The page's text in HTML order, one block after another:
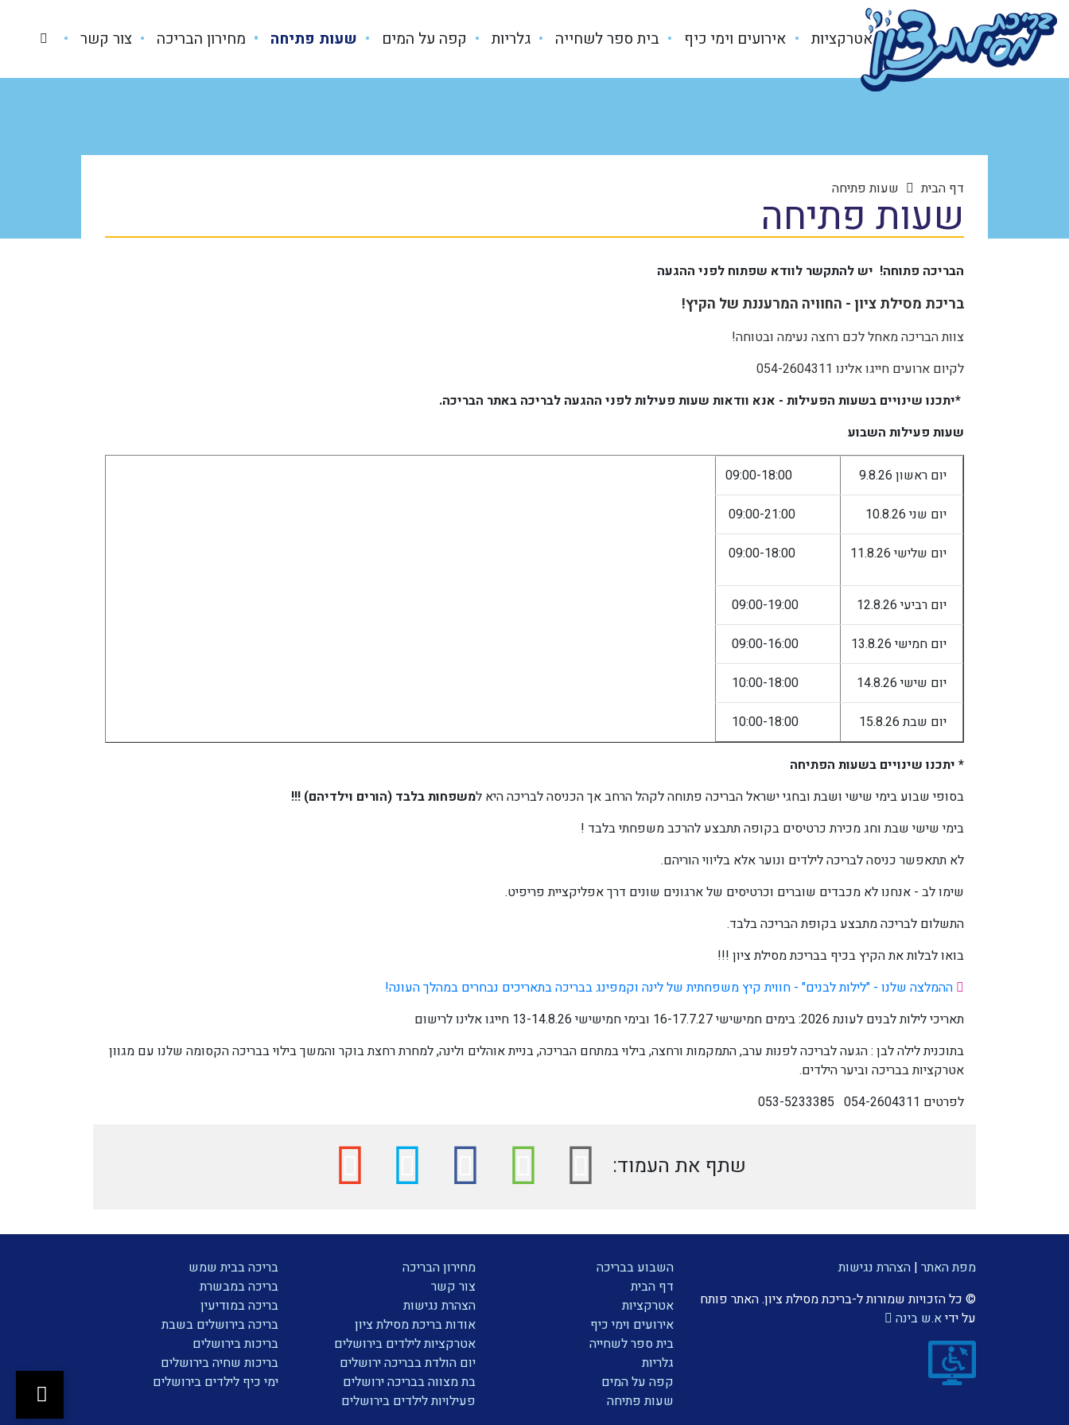
אטרקציות אירועים וימי כיף בית ספר לשחייה גלריות קפה על המים שעות פתיחה מחירון הבריכה צור קשר
דף הבית שעות פתיחה
שעות פתיחה
הבריכה פתוחה! יש להתקשר לוודא שפתוח לפני ההגעה
בריכת מסילת ציון - החוויה המרעננת של הקיץ!
צוות הבריכה מאחל לכם רחצה נעימה ובטוחה!
לקיום ארועים חייגו אלינו 054-2604311
*יתכנו שינויים בשעות הפעילות - אנא וודאות שעות פעילות לפני ההגעה לבריכה באתר הבריכה.
שעות פעילות השבוע
יום ראשון 9.8.26
יום שני 10.8.26
יום שלישי 11.8.26
יום רביעי 12.8.26
יום חמישי 13.8.26
יום שישי 14.8.26
יום שבת 15.8.26
* יתכנו שינויים בשעות הפתיחה
בסופי שבוע בימי שישי ושבת ובחגי ישראל הבריכה פתוחה לקהל הרחב אך הכניסה לבריכה היא למשפחות בלבד (הורים וילדיהם) !!!
בימי שישי שבת וחג מכירת כרטיסים בקופה תתבצע להרכב משפחתי בלבד !
לא תתאפשר כניסה לבריכה לילדים ונוער אלא בליווי הוריהם.
שימו לב - אנחנו לא מכבדים שוברים וכרטיסים של ארגונים שונים דרך אפליקציית פריפיט.
התשלום לבריכה מתבצע בקופת הבריכה בלבד.
בואו לבלות את הקיץ בכיף בבריכת מסילת ציון !!!
ההמלצה שלנו - "לילות לבנים" - חווית קיץ משפחתית של לינה וקמפינג בבריכה בתאריכים נבחרים במהלך העונה!
תאריכי לילות לבנים לעונת 2026: בימים חמישישי 16-17.7.27 ובימי חמישישי 13-14.8.26 חייגו אלינו לרישום
בתוכנית לילה לבן : הגעה לבריכה לפנות ערב, התמקמות ורחצה, בילוי במתחם הבריכה, בניית אוהלים ולינה, למחרת רחצת בוקר והמשך בילוי בבריכה הקסומה שלנו עם מגוון
אטרקציות בבריכה וביער הילדים.
לפרטים 054-2604311 053-5233385
שתף את העמוד:
מפת האתר | הצהרת נגישות
© כל הזכויות שמורות ל-בריכת מסילת ציון. האתר פותח
על ידיא.ש בינה
השבוע בבריכה
דף הבית
אטרקציות
אירועים וימי כיף
בית ספר לשחייה
גלריות
קפה על המים
שעות פתיחה
מחירון הבריכה
צור קשר
הצהרת נגישות
אודות בריכת מסילת ציון
אטרקציות לילדים בירושלים
יום הולדת בבריכה ירושלים
בת מצווה בבריכה ירושלים
פעילויות לילדים בירושלים
בריכה בבית שמש
בריכה במבשרת
בריכה במודיעין
בריכה בירושלים בשבת
בריכות בירושלים
בריכות שחיה בירושלים
ימי כיף לילדים בירושלים